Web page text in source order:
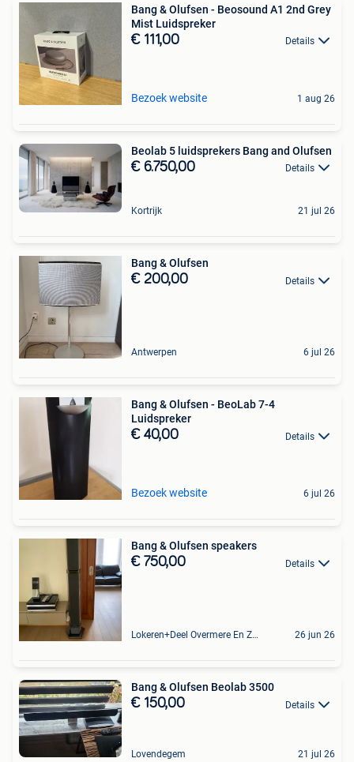
Bang & Olufsen - Beosound A1 2nd Grey
Mist Luidspreker
€ 111,00 Details
Bezoek website 1 aug 26
Beolab 5 luidsprekers Bang and Olufsen
€ 6.750,00 Details
Kortrijk 21 jul 26
Bang & Olufsen
€ 200,00 Details
Antwerpen 6 jul 26
Bang & Olufsen - BeoLab 7-4
Luidspreker
€ 40,00 Details
Bezoek website 6 jul 26
Bang & Olufsen speakers
€ 750,00 Details
Lokeren+Deel Overmere En Zele 26 jun 26
Bang & Olufsen Beolab 3500
€ 150,00 Details
Lovendegem 21 jul 26